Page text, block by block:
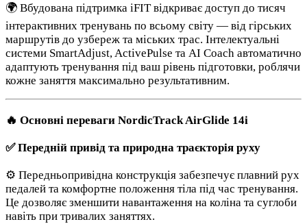
🌍 Вбудована підтримка iFIT відкриває доступ до тисяч
інтерактивних тренувань по всьому світу — від гірських
маршрутів до узбереж та міських трас. Інтелектуальні
системи SmartAdjust, ActivePulse та AI Coach автоматично
адаптують тренування під ваш рівень підготовки, роблячи
кожне заняття максимально результативним.
🔥 Основні переваги NordicTrack AirGlide 14i
✅ Передній привід та природна траєкторія руху
⚙️ Передньопривідна конструкція забезпечує плавний рух
педалей та комфортне положення тіла під час тренування.
Це дозволяє зменшити навантаження на коліна та суглоби
навіть при тривалих заняттях.